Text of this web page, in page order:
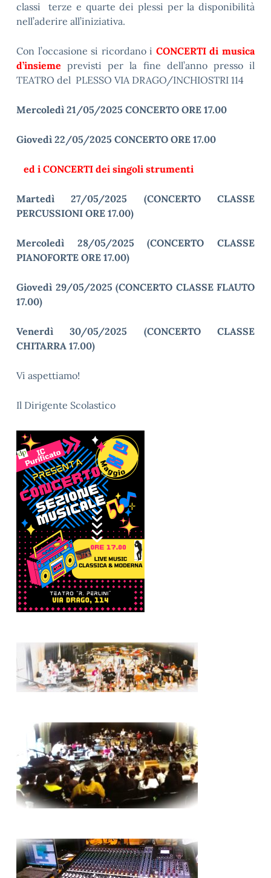
classi terze e quarte dei plessi per la disponibilità
nell’aderire all’iniziativa.
Con l’occasione si ricordano i CONCERTI di musica
d’insieme previsti per la fine dell’anno presso il
TEATRO del PLESSO VIA DRAGO/INCHIOSTRI 114
Mercoledì 21/05/2025 CONCERTO ORE 17.00
Giovedì 22/05/2025 CONCERTO ORE 17.00
ed i CONCERTI dei singoli strumenti
Martedì 27/05/2025 (CONCERTO CLASSE
PERCUSSIONI ORE 17.00)
Mercoledì 28/05/2025 (CONCERTO CLASSE
PIANOFORTE ORE 17.00)
Giovedì 29/05/2025 (CONCERTO CLASSE FLAUTO
17.00)
Venerdì 30/05/2025 (CONCERTO CLASSE
CHITARRA 17.00)
Vi aspettiamo!
Il Dirigente Scolastico